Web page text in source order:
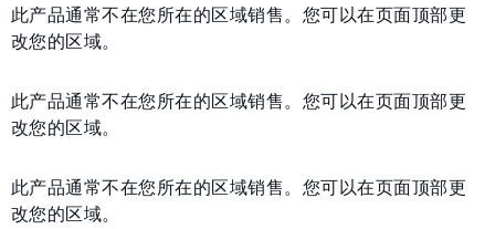
此产品通常不在您所在的区域销售。您可以在页面顶部更
改您的区域。
此产品通常不在您所在的区域销售。您可以在页面顶部更
改您的区域。
此产品通常不在您所在的区域销售。您可以在页面顶部更
改您的区域。